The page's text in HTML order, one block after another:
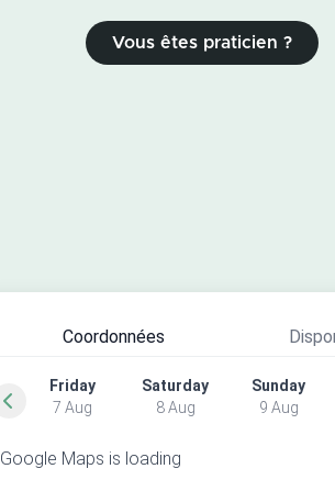
Vous êtes praticien ?
Coordonnées
Friday
7 Aug
Saturday
8 Aug
Sunday
9 Aug
Google Maps is loading